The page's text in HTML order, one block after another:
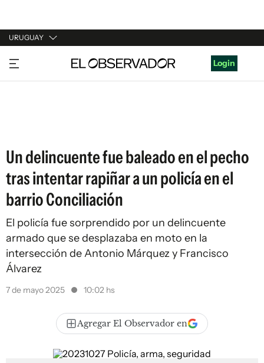
URUGUAY
URUGUAY
ARGENTINA
Login
Un delincuente fue baleado en el pecho
tras intentar rapiñar a un policía en el
barrio Conciliación
El policía fue sorprendido por un delincuente
armado que se desplazaba en moto en la
intersección de Antonio Márquez y Francisco
Álvarez
7 de mayo 2025 10:02 hs
Agregar El Observador en